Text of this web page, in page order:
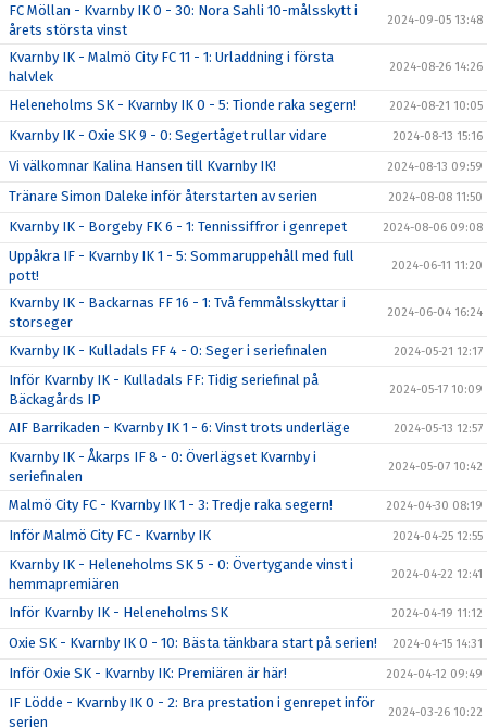
FC Möllan - Kvarnby IK 0 - 30: Nora Sahli 10-målsskytt i
årets största vinst
2024-09-05 13:48
Kvarnby IK - Malmö City FC 11 - 1: Urladdning i första
halvlek
2024-08-26 14:26
Heleneholms SK - Kvarnby IK 0 - 5: Tionde raka segern! 2024-08-21 10:05
Kvarnby IK - Oxie SK 9 - 0: Segertåget rullar vidare 2024-08-13 15:16
Vi välkomnar Kalina Hansen till Kvarnby IK! 2024-08-13 09:59
Tränare Simon Daleke inför återstarten av serien 2024-08-08 11:50
Kvarnby IK - Borgeby FK 6 - 1: Tennissiffror i genrepet 2024-08-06 09:08
Uppåkra IF - Kvarnby IK 1 - 5: Sommaruppehåll med full
pott!
2024-06-11 11:20
Kvarnby IK - Backarnas FF 16 - 1: Två femmålsskyttar i
storseger
2024-06-04 16:24
Kvarnby IK - Kulladals FF 4 - 0: Seger i seriefinalen 2024-05-21 12:17
Inför Kvarnby IK - Kulladals FF: Tidig seriefinal på
Bäckagårds IP
2024-05-17 10:09
AIF Barrikaden - Kvarnby IK 1 - 6: Vinst trots underläge 2024-05-13 12:57
Kvarnby IK - Åkarps IF 8 - 0: Överlägset Kvarnby i
seriefinalen
2024-05-07 10:42
Malmö City FC - Kvarnby IK 1 - 3: Tredje raka segern! 2024-04-30 08:19
Inför Malmö City FC - Kvarnby IK 2024-04-25 12:55
Kvarnby IK - Heleneholms SK 5 - 0: Övertygande vinst i
hemmapremiären
2024-04-22 12:41
Inför Kvarnby IK - Heleneholms SK 2024-04-19 11:12
Oxie SK - Kvarnby IK 0 - 10: Bästa tänkbara start på serien! 2024-04-15 14:31
Inför Oxie SK - Kvarnby IK: Premiären är här! 2024-04-12 09:49
IF Lödde - Kvarnby IK 0 - 2: Bra prestation i genrepet inför
serien
2024-03-26 10:22